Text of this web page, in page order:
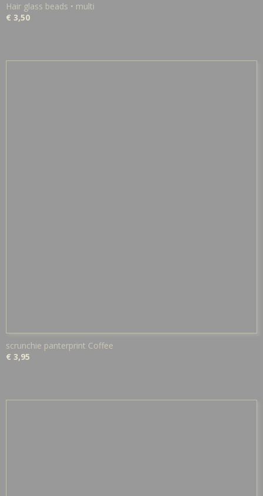
Hair glass beads • multi
€ 3,50
scrunchie panterprint Coffee
€ 3,95